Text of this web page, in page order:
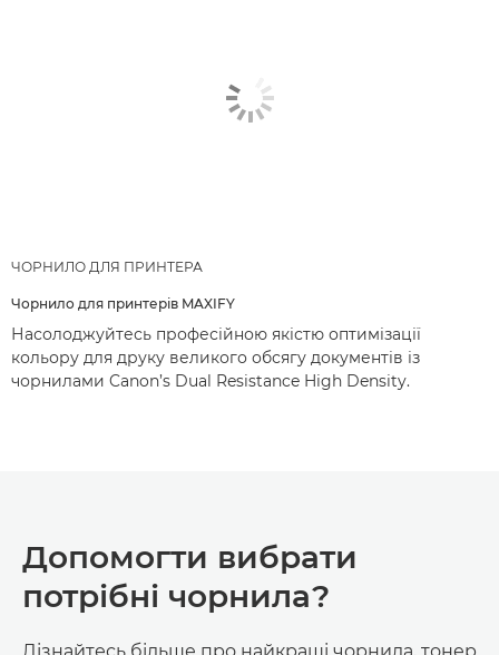
ЧОРНИЛО ДЛЯ ПРИНТЕРА
Чорнило для принтерів MAXIFY
Насолоджуйтесь професійною якістю оптимізації
кольору для друку великого обсягу документів із
чорнилами Canon’s Dual Resistance High Density.
Допомогти вибрати
потрібні чорнила?